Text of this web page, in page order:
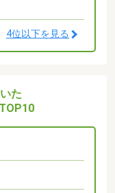
4位以下を見る
た